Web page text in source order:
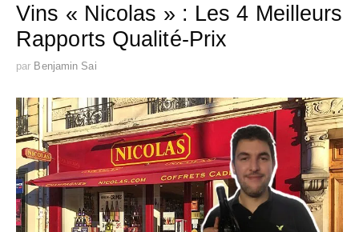
Vins « Nicolas » : Les 4 Meilleurs
Rapports Qualité-Prix
par Benjamin Sai